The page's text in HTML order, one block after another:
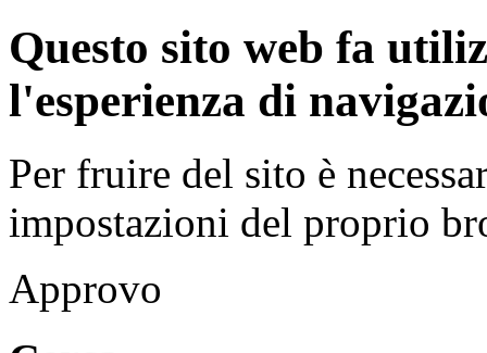
Questo sito web fa
l'esperienza di
Per fruire del sito è
impostazioni del proprio
Approvo